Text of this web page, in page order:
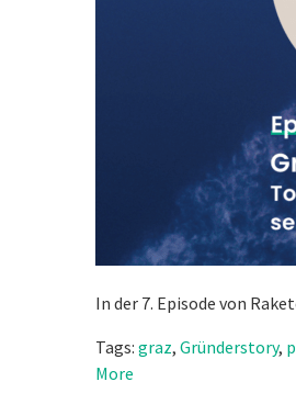
In der 7. Episode von
Tags: graz, Gründerstory,
More